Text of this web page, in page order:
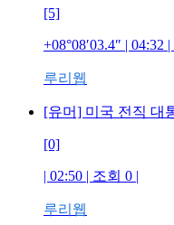
[5]
+08°08′03.4″ | 04:32 |
루리웹
[유머] 미국 전직 대
[0]
| 02:50 | 조회 0 |
루리웹